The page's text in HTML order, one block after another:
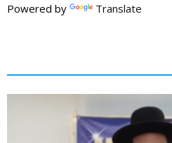
Powered by Translate